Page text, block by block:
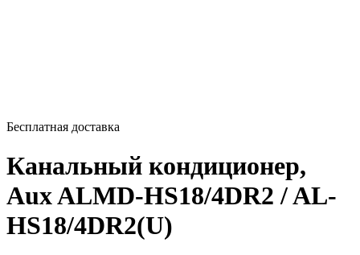
Бесплатная доставка
Канальный кондиционер,
Aux ALMD-HS18/4DR2 / AL-
HS18/4DR2(U)